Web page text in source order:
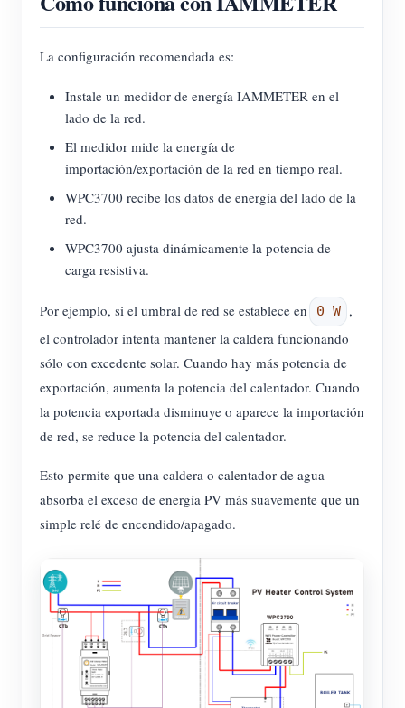
La configuración recomendada es:
Instale un medidor de energía IAMMETER en el
lado de la red.
El medidor mide la energía de
importación/exportación de la red en tiempo real.
WPC3700 recibe los datos de energía del lado de la
red.
WPC3700 ajusta dinámicamente la potencia de
carga resistiva.
Por ejemplo, si el umbral de red se establece en 0 W ,
el controlador intenta mantener la caldera funcionando
sólo con excedente solar. Cuando hay más potencia de
exportación, aumenta la potencia del calentador. Cuando
la potencia exportada disminuye o aparece la importación
de red, se reduce la potencia del calentador.
Esto permite que una caldera o calentador de agua
absorba el exceso de energía PV más suavemente que un
simple relé de encendido/apagado.